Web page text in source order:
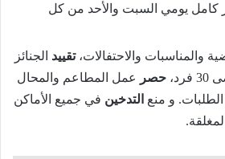
يومي السبت والأحد من كل
والمناسبات والاحتفالات،تقييد الجنائز
حصر
عمل المطاعم والمحال
و منع التدخين في جميع الأماكن